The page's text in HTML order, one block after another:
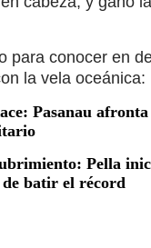
para conocer en
la vela oceánica:
Pasanau
Pella
batir el récord